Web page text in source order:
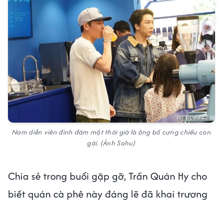
Nam diễn viên đình đám một thời giờ là ông bố cưng chiều con
gái. (Ảnh Sohu)
Chia sẻ trong buổi gặp gỡ, Trần Quán Hy cho
biết quán cà phê này đáng lẽ đã khai trương